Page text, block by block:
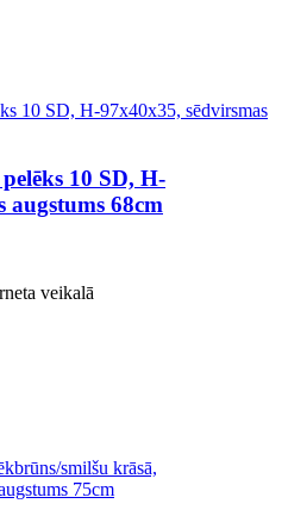
10 SD, H-
augstums 68cm
veikalā